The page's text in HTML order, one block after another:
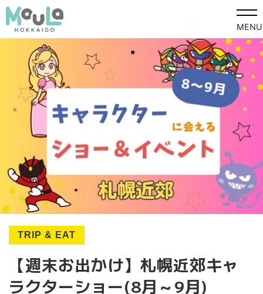
MENU
TRIP & EAT
【週末お出かけ】札幌近郊キャ
ラクターショー(8月～9月)